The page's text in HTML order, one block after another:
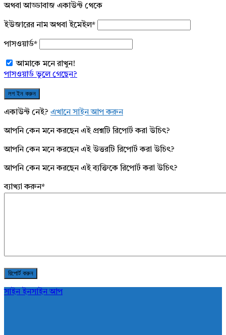
অথবা আড্ডাবাজ একাউন্ট থেকে
ইউজারের নাম অথবা ইমেইল*
পাসওয়ার্ড*
আমাকে মনে রাখুন!
পাসওয়ার্ড ভুলে গেছেন?
একাউন্ট নেই? এখানে সাইন আপ করুন
আপনি কেন মনে করছেন এই প্রশ্নটি রিপোর্ট করা উচিৎ?
আপনি কেন মনে করছেন এই উত্তরটি রিপোর্ট করা উচিৎ?
আপনি কেন মনে করছেন এই ব্যক্তিকে রিপোর্ট করা উচিৎ?
ব্যাখ্যা করুন*
সাইন ইনসাইন আপ